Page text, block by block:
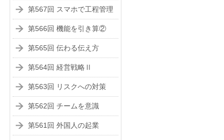
第567回 スマホで工程管理
第566回 機能を引き算②
第565回 伝わる伝え方
第564回 経営戦略Ⅱ
第563回 リスクへの対策
第562回 チームを意識
第561回 外国人の起業